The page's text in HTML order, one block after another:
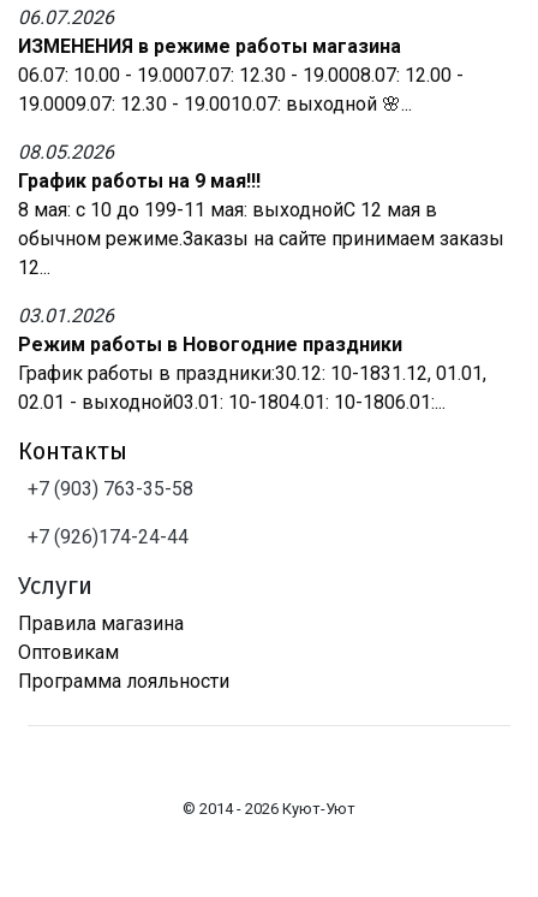
06.07.2026
ИЗМЕНЕНИЯ в режиме работы магазина
06.07: 10.00 - 19.0007.07: 12.30 - 19.0008.07: 12.00 -
19.0009.07: 12.30 - 19.0010.07: выходной 🌸...
08.05.2026
График работы на 9 мая!!!
8 мая: с 10 до 199-11 мая: выходнойС 12 мая в
обычном режиме.Заказы на сайте принимаем заказы
12...
03.01.2026
Режим работы в Новогодние праздники
График работы в праздники:30.12: 10-1831.12, 01.01,
02.01 - выходной03.01: 10-1804.01: 10-1806.01:...
Контакты
+7 (903) 763-35-58
+7 (926)174-24-44
Услуги
Правила магазина
Оптовикам
Программа лояльности
© 2014 - 2026 Куют-Уют